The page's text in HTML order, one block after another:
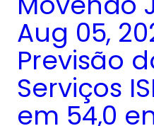
Aug 05,
Previsão
Serviços
em 54,0